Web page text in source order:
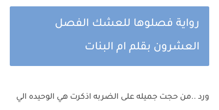
رواية فصلوها للعشك الفصل
العشرون بقلم ام البنات
ورد ..من حجت جميله على الضربه اذكرت هي الوحيده الي